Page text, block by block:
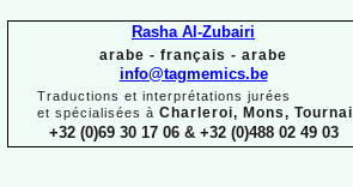
Rasha Al-Zubairi
arabe - français - arabe
info@tagmemics.be
Traductions et interprétations jurées
et spécialisées à Charleroi, Mons, Tournai
+32 (0)69 30 17 06 & +32 (0)488 02 49 03